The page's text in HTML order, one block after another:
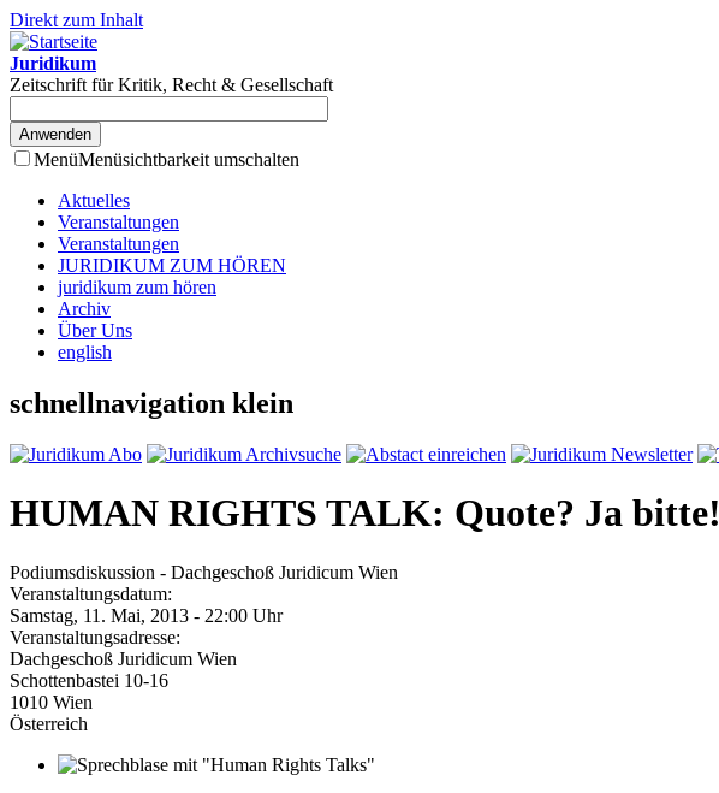
Direkt zum Inhalt
Juridikum
Zeitschrift für Kritik, Recht & Gesellschaft
MenüMenüsichtbarkeit umschalten
Aktuelles
Veranstaltungen
Veranstaltungen
JURIDIKUM ZUM HÖREN
juridikum zum hören
Archiv
Über Uns
english
schnellnavigation klein
HUMAN RIGHTS TALK: Quote? Ja bitte!
Podiumsdiskussion - Dachgeschoß Juridicum Wien
Veranstaltungsdatum:
Samstag, 11. Mai, 2013 - 22:00 Uhr
Veranstaltungsadresse:
Dachgeschoß Juridicum Wien
Schottenbastei 10-16
1010 Wien
Österreich